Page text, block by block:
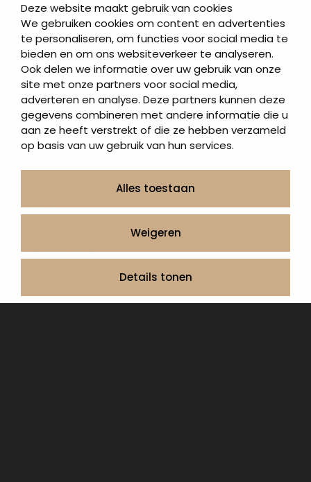
Deze website maakt gebruik van cookies
We gebruiken cookies om content en advertenties
te personaliseren, om functies voor social media te
bieden en om ons websiteverkeer te analyseren.
Ook delen we informatie over uw gebruik van onze
site met onze partners voor social media,
adverteren en analyse. Deze partners kunnen deze
gegevens combineren met andere informatie die u
aan ze heeft verstrekt of die ze hebben verzameld
op basis van uw gebruik van hun services.
Alles toestaan
Weigeren
Details tonen
Letterplaten
Grafzerken kopen
Direct naar
Grafstenen
As artikelen
Urngrafmonumenten
Informatie
Contact
Onze werkwijze
Urnen en as sieraden webshop
Volg ons op: